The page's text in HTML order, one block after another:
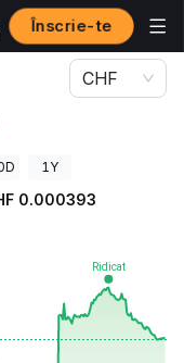
Înscrie-te
CHF
1Y
0.000393